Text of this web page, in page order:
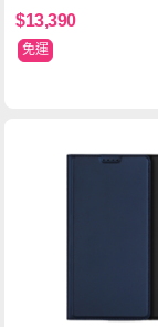
$13,390
免運